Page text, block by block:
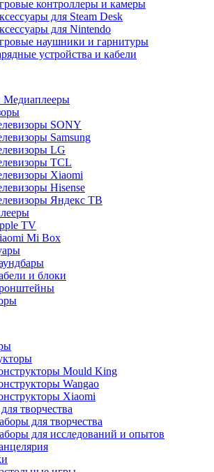
контроллеры и камеры
для Steam Desk
для Nintendo
наушники и гарнитуры
устройства и кабели
Медиаплееры
SONY
Samsung
LG
TCL
Xiaomi
Hisense
Яндекс ТВ
TV
Mi Box
и блоки
Mould King
Wangao
Xiaomi
творчества
для творчества
для исследований и опытов